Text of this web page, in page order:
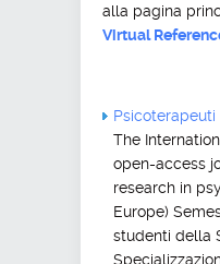
alla pagina
Virtual
Psicoterapeuti
The
open-access
research in
Europe)
studenti della